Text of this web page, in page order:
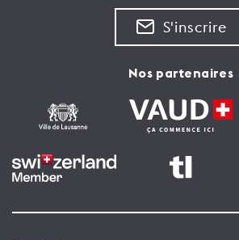
S'inscrire
Nos partenaires